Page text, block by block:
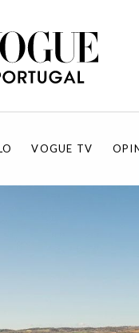
VOGUE TV